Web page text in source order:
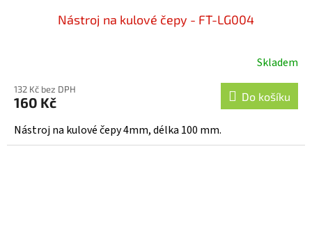
Nástroj na kulové čepy - FT-LG004
Skladem
132 Kč bez DPH
160 Kč Do košíku
Nástroj na kulové čepy 4mm, délka 100 mm.